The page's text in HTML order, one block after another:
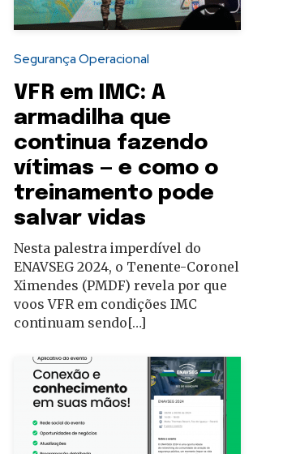
Segurança Operacional
VFR em IMC: A
armadilha que
continua fazendo
vítimas — e como o
treinamento pode
salvar vidas
Nesta palestra imperdível do
ENAVSEG 2024, o Tenente-Coronel
Ximendes (PMDF) revela por que
voos VFR em condições IMC
continuam sendo[…]